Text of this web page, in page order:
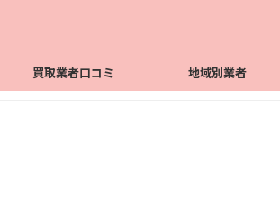
買取業者口コミ 地域別業者